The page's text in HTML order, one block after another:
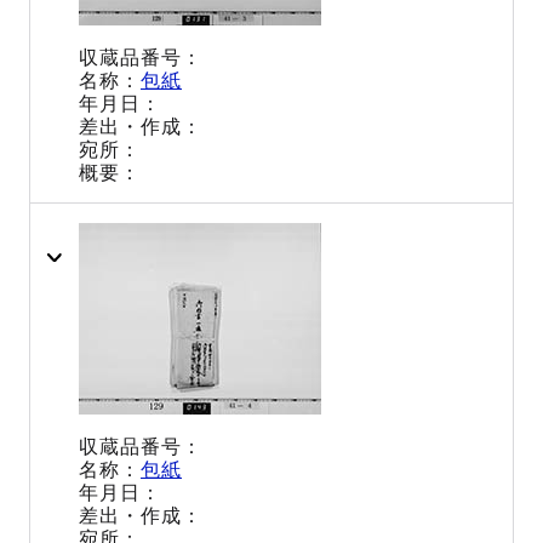
包紙
包紙